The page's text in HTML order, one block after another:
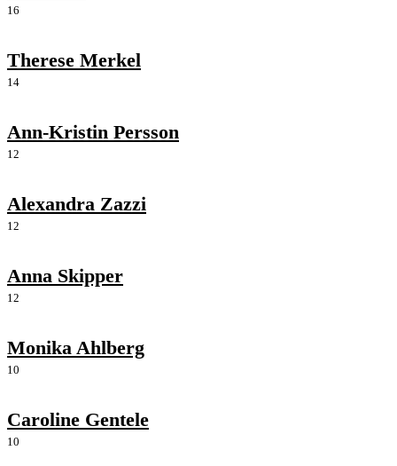
16
Therese Merkel
14
Ann-Kristin Persson
12
Alexandra Zazzi
12
Anna Skipper
12
Monika Ahlberg
10
Caroline Gentele
10